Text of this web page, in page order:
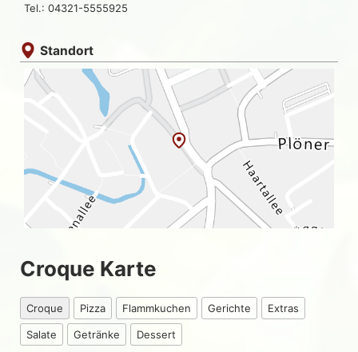
Tel.: 04321-5555925
Standort
Croque Karte
Croque Pizza Flammkuchen Gerichte Extras
Salate Getränke Dessert